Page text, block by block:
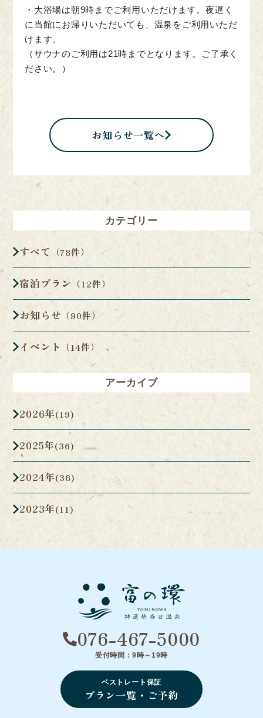
・大浴場は朝9時までご利用いただけます。夜遅く
に当館にお帰りいただいても、温泉をご利用いただ
けます。
（サウナのご利用は21時までとなります。ご了承く
ださい。）
お知らせ一覧へ
カテゴリー
すべて （78件）
宿泊プラン （12件）
お知らせ （90件）
イベント （14件）
アーカイブ
2026年(19)
2025年(36)
2024年(38)
2023年(11)
076-467-5000
受付時間：9時～19時
ベストレート保証
プラン一覧・ご予約